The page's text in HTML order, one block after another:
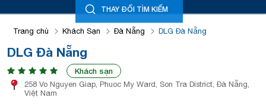
THAY ĐỔI TÌM KIẾM
Trang chủ Khách Sạn Đà Nẵng DLG Đà Nẵng
DLG Đà Nẵng
Khách sạn
258 Vo Nguyen Giap, Phuoc My Ward, Son Tra District, Đà Nẵng,
Việt Nam